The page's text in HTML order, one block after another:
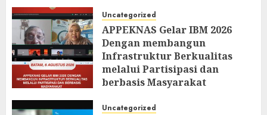
Uncategorized
APPEKNAS Gelar IBM 2026
Dengan membangun
Infrastruktur Berkualitas
melalui Partisipasi dan
berbasis Masyarakat
Uncategorized